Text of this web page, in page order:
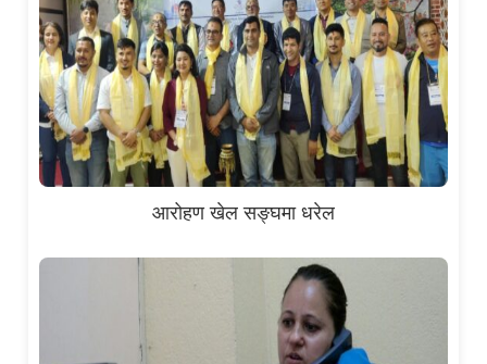
आरोहण खेल सङ्घमा धरेल